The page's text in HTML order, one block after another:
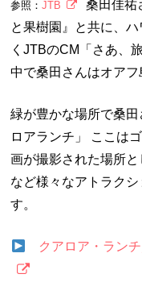
参照：JTB
桑田佳祐
と果樹園』と共に、
くJTBのCM「さあ、
中で桑田さんはオアフ
緑が豊かな場所で桑
ロアランチ」 ここは
画が撮影された場所
など様々なアトラク
す。
クアロア・ラン